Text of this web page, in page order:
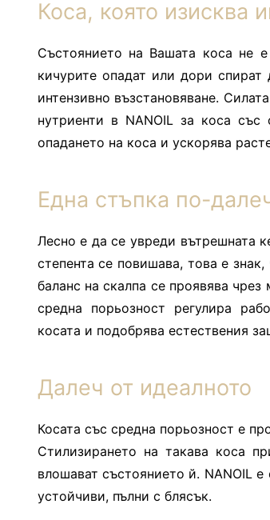
Коса, която изисква
Състоянието на Вашата коса не
кичурите опадат или дори
интензивно възстановяване.
нутриенти в NANOIL за коса със
опадането на коса и ускорява
Една стъпка по-
Лесно е да се увреди вътрешната
степента се повишава, това е
баланс на скалпа се проявява
средна порьозност регулира
косата и подобрява естествения
Далеч от идеалното
Косата със средна порьозност е
Стилизирането на такава коса
влошават състоянието й. NANOIL
устойчиви, пълни с блясък.